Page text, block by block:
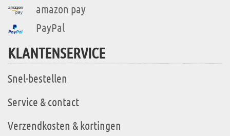
amazon pay
PayPal
KLANTENSERVICE
Snel-bestellen
Service & contact
Verzendkosten & kortingen